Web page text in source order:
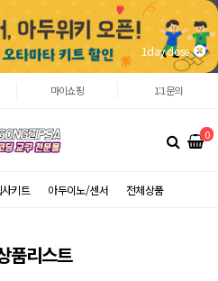
1day close
마이쇼핑 1:1문의
0
키트 아두이노/센서 전체상품
품리스트